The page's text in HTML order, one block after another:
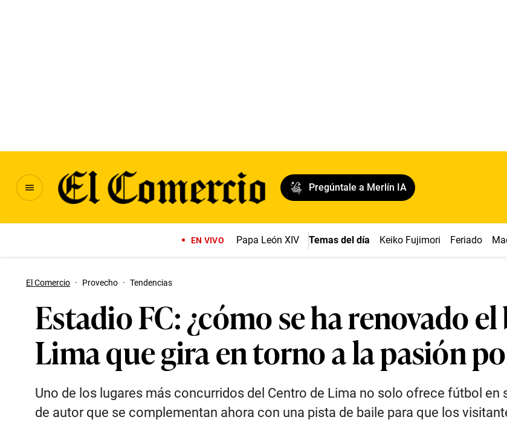
Pregúntale a Merlín IA
EN VIVO Papa León XIV Temas del día Keiko Fujimori Feriado
El Comercio · Provecho · Tendencias
Estadio FC: ¿cómo se ha renovado
Lima que gira en torno a la pasión
Uno de los lugares más concurridos del Centro de Lima no solo ofrece fútbol
de autor que se complementan ahora con una pista de baile para que los